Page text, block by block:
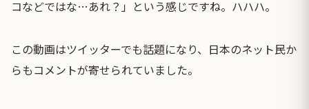
コなどではな…あれ？」という感じですね。ハハハ。
この動画はツイッターでも話題になり、日本のネット民か
らもコメントが寄せられていました。